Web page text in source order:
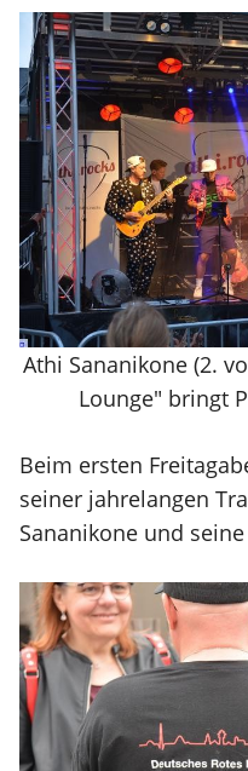
Athi Sananikone (2.
Lounge" bringt
Beim ersten
seiner jahrelangen
Sananikone und